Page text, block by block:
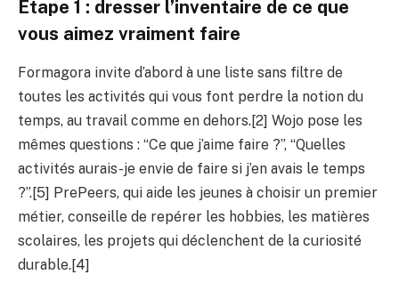
Étape 1 : dresser l’inventaire de ce que
vous aimez vraiment faire
Formagora invite d’abord à une liste sans filtre de
toutes les activités qui vous font perdre la notion du
temps, au travail comme en dehors.[2] Wojo pose les
mêmes questions : “Ce que j’aime faire ?”, “Quelles
activités aurais-je envie de faire si j’en avais le temps
?”.[5] PrePeers, qui aide les jeunes à choisir un premier
métier, conseille de repérer les hobbies, les matières
scolaires, les projets qui déclenchent de la curiosité
durable.[4]